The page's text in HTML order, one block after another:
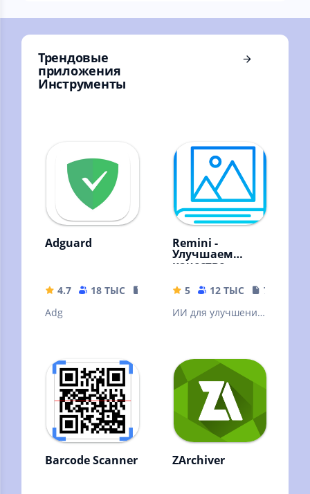
отправляет их на
e-mail
Трендовые
приложения
Инструменты
Adguard
4.7 18 ТЫС
35.63 MB
Adg
Remini -
Улучшаем
качество
5 12 ТЫС
79.19 MB
ИИ для улучшения
описание.
Barcode Scanner ZArchiver